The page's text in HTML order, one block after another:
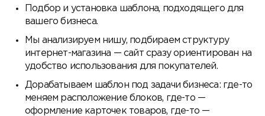
Подбор и установка шаблона, подходящего для
вашего бизнеса.
Мы анализируем нишу, подбираем структуру
интернет-магазина — сайт сразу ориентирован на
удобство использования для покупателей.
Дорабатываем шаблон под задачи бизнеса: где-то
меняем расположение блоков, где-то —
оформление карточек товаров, где-то —